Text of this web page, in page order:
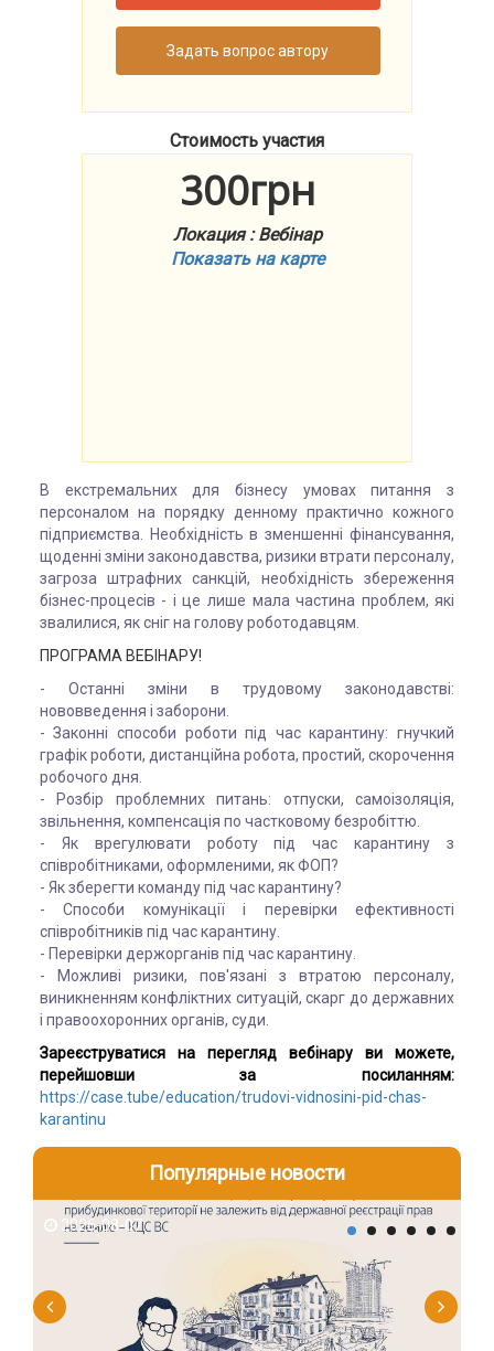
Задать вопрос автору
Стоимость участия
300грн
Локация : Вебінар
Показать на карте
В екстремальних для бізнесу умовах питання з
персоналом на порядку денному практично кожного
підприємства. Необхідність в зменшенні фінансування,
щоденні зміни законодавства, ризики втрати персоналу,
загроза штрафних санкцій, необхідність збереження
бізнес-процесів - і це лише мала частина проблем, які
звалилися, як сніг на голову роботодавцям.
ПРОГРАМА ВЕБІНАРУ!
- Останні зміни в трудовому законодавстві:
нововведення і заборони.
- Законні способи роботи під час карантину: гнучкий
графік роботи, дистанційна робота, простий, скорочення
робочого дня.
- Розбір проблемних питань: отпуски, самоізоляція,
звільнення, компенсація по частковому безробіттю.
- Як врегулювати роботу під час карантину з
співробітниками, оформленими, як ФОП?
- Як зберегти команду під час карантину?
- Способи комунікації і перевірки ефективності
співробітників під час карантину.
- Перевірки держорганів під час карантину.
- Можливі ризики, пов'язані з втратою персоналу,
виникненням конфліктних ситуацій, скарг до державних
і правоохоронних органів, суди.
Зареєструватися на перегляд вебінару ви можете,
перейшовши за посиланням:
https://case.tube/education/trudovi-vidnosini-pid-chas-
karantinu
Популярные новости
2026-08-07